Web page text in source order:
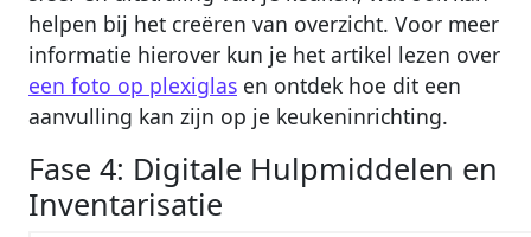
helpen bij het creëren van overzicht. Voor meer
informatie hierover kun je het artikel lezen over
een foto op plexiglas en ontdek hoe dit een
aanvulling kan zijn op je keukeninrichting.
Fase 4: Digitale Hulpmiddelen en
Inventarisatie